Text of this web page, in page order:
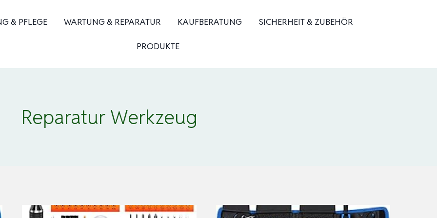
& PFLEGE WARTUNG & REPARATUR KAUFBERATUNG SICHERHEIT & ZUBEHÖR
PRODUKTE
Reparatur Werkzeug